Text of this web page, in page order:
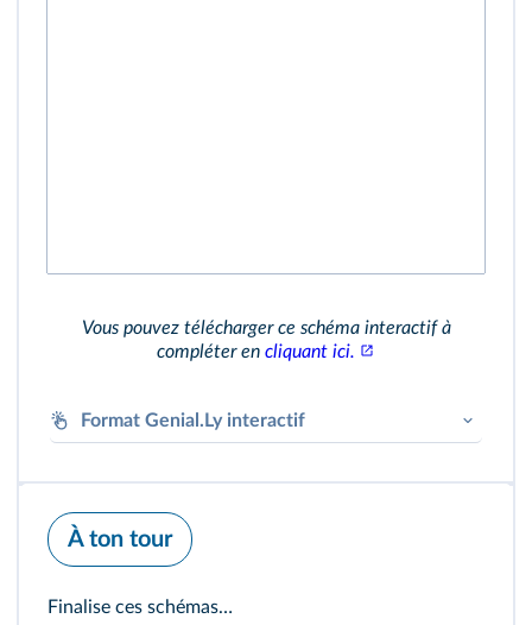
Vous pouvez télécharger ce schéma interactif à
compléter en cliquant ici.
Format Genial.Ly interactif
À ton tour
Finalise ces schémas…